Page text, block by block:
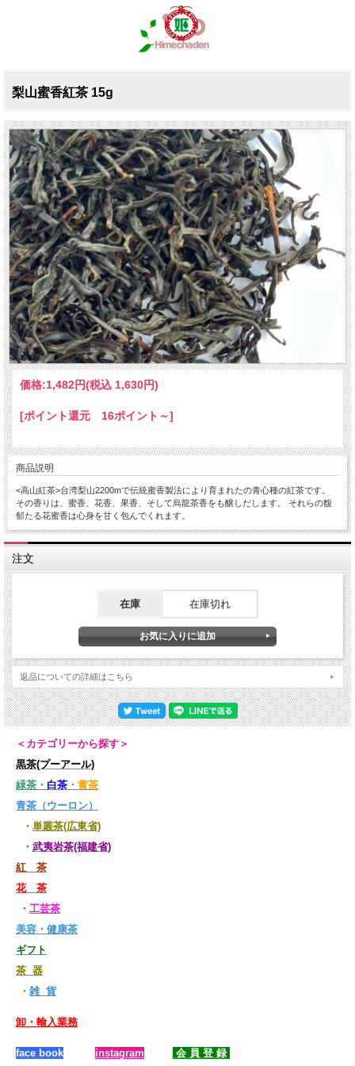
梨山蜜香紅茶 15g
価格:1,482円(税込 1,630円)
[ポイント還元 16ポイント～]
商品説明
<高山紅茶>台湾梨山2200mで伝統蜜香製法により育まれたの青心種の紅茶です。
その香りは、蜜香、花香、果香、そして烏龍茶香をも醸しだします。 それらの馥
郁たる花蜜香は心身を甘く包んでくれます。
注文
在庫 在庫切れ
返品についての詳細はこちら
＜カテゴリーから探す＞
黒茶(プーアール)
緑茶 ・ 白茶 ・ 黄茶
青茶（ウーロン）
・ 単叢茶(広東省)
・ 武夷岩茶(福建省)
紅 茶
花 茶
・ 工芸茶
美容・健康茶
ギフト
茶 器
・ 雑 貨
卸・輸入業務
face book instagram 会 員 登 録